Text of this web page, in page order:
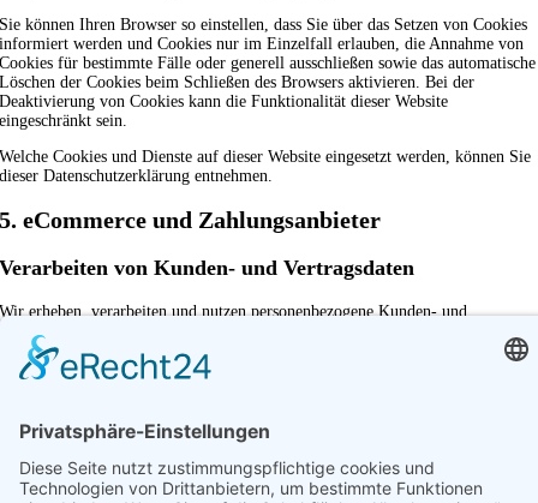
Sie können Ihren Browser so einstellen, dass Sie über das Setzen von Cookies
informiert werden und Cookies nur im Einzelfall erlauben, die Annahme von
Cookies für bestimmte Fälle oder generell ausschließen sowie das automatische
Löschen der Cookies beim Schließen des Browsers aktivieren. Bei der
Deaktivierung von Cookies kann die Funktionalität dieser Website
eingeschränkt sein.
Welche Cookies und Dienste auf dieser Website eingesetzt werden, können Sie
dieser Datenschutzerklärung entnehmen.
5. eCommerce und Zahlungs­anbieter
Verarbeiten von Kunden- und Vertragsdaten
Wir erheben, verarbeiten und nutzen personenbezogene Kunden- und
unserer Vertragsbeziehungen. Personenbezogene Daten über die
Inanspruchnahme dieser Website (Nutzungsdaten) erheben, verarbeiten und
Rechtsgrundlage hierfür ist Art. 6 Abs. 1 lit. b DSGVO.
Die erhobenen Kundendaten werden nach Abschluss des Auftrags oder
Beendigung der Geschäftsbeziehung und Ablauf der ggf. bestehenden